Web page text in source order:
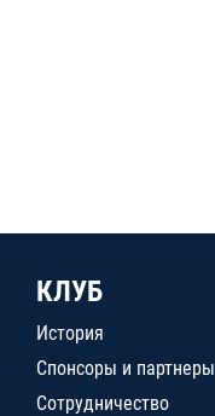
КЛУБ
История
Спонсоры и партнеры
Сотрудничество